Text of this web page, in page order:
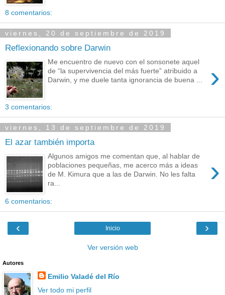
8 comentarios:
viernes, 20 de septiembre de 2019
Reflexionando sobre Darwin
›
Me encuentro de nuevo con el sonsonete aquel
de “la supervivencia del más fuerte” atribuido a
Darwin, y me duele tanta ignorancia de buena ...
3 comentarios:
viernes, 13 de septiembre de 2019
El azar también importa
›
Algunos amigos me comentan que, al hablar de
poblaciones pequeñas, me acerco más a ideas
de M. Kimura que a las de Darwin. No les falta
ra...
6 comentarios:
‹ ›
Inicio
Ver versión web
Autores
Emilio Valadé del Río
Ver todo mi perfil